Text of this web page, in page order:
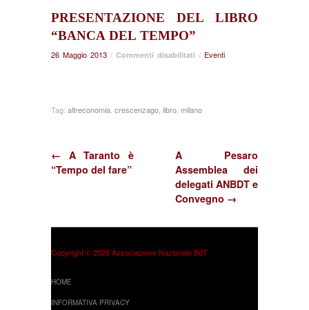
PRESENTAZIONE DEL LIBRO
“BANCA DEL TEMPO”
26 Maggio 2013 / Commenti disabilitati su
“Banca
/ Eventi
Tag: altreconomia, crescenzago, libro, milano
← A Taranto è
“Tempo del fare”
A Pesaro
Assemblea dei
delegati ANBDT e
Convegno →
Copyright © 2026 Associazione Nazionale BdT
HOME
INFORMATIVA PRIVACY